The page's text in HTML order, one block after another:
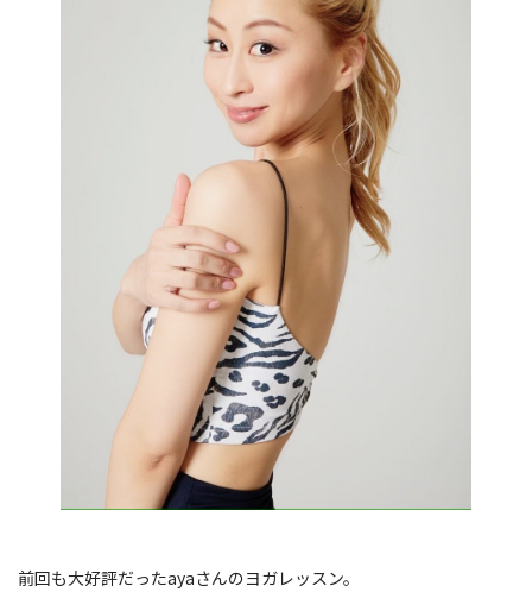
前回も大好評だったayaさんのヨガレッスン。